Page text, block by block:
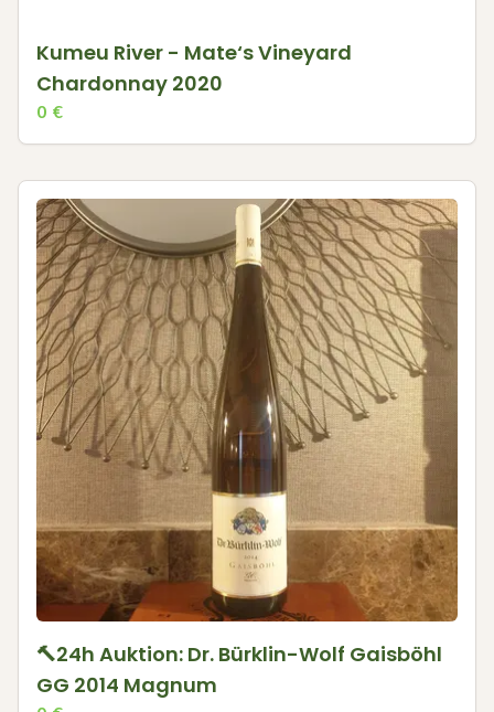
Kumeu River - Mate‘s Vineyard
Chardonnay 2020
0 €
🔨24h Auktion: Dr. Bürklin-Wolf Gaisböhl
GG 2014 Magnum